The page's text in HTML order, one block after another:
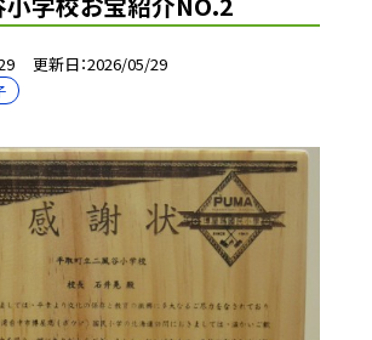
更新日 2026/05/29